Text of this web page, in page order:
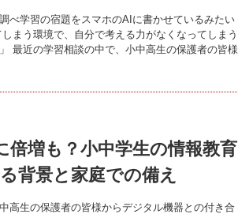
べ学習の宿題をスマホのAIに書かせているみたい
まう環境で、自分で考える力がなくなってしまう
最近の学習相談の中で、小中高生の保護者の皆様
倍増も？小中学生の情報教育
背景と家庭での備え
高生の保護者の皆様からデジタル機器との付き合